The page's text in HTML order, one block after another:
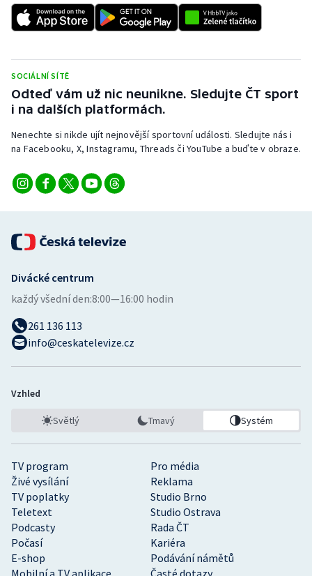
SOCIÁLNÍ SÍTĚ
Odteď vám už nic neunikne. Sledujte ČT sport
i na dalších platformách.
Nenechte si nikde ujít nejnovější sportovní události. Sledujte nás i
na Facebooku, X, Instagramu, Threads či YouTube a buďte v obraze.
TV program
Pro média
Živé vysílání
Reklama
TV poplatky
Studio Brno
Teletext
Studio Ostrava
Podcasty
Rada ČT
Počasí
Kariéra
E-shop
Podávání námětů
Mobilní a TV aplikace
Časté dotazy
Divácké centrum
každý všední den:8:00—16:00 hodin
261 136 113
info@ceskatelevize.cz
Vzhled
Světlý Tmavý Systém